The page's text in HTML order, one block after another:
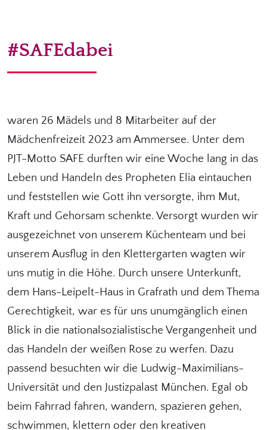
#SAFEdabei
waren 26 Mädels und 8 Mitarbeiter auf der
Mädchenfreizeit 2023 am Ammersee. Unter dem
PJT-Motto SAFE durften wir eine Woche lang in das
Leben und Handeln des Propheten Elia eintauchen
und feststellen wie Gott ihn versorgte, ihm Mut,
Kraft und Gehorsam schenkte. Versorgt wurden wir
ausgezeichnet von unserem Küchenteam und bei
unserem Ausflug in den Klettergarten wagten wir
uns mutig in die Höhe. Durch unsere Unterkunft,
dem Hans-Leipelt-Haus in Grafrath und dem Thema
Gerechtigkeit, war es für uns unumgänglich einen
Blick in die nationalsozialistische Vergangenheit und
das Handeln der weißen Rose zu werfen. Dazu
passend besuchten wir die Ludwig-Maximilians-
Universität und den Justizpalast München. Egal ob
beim Fahrrad fahren, wandern, spazieren gehen,
schwimmen, klettern oder den kreativen